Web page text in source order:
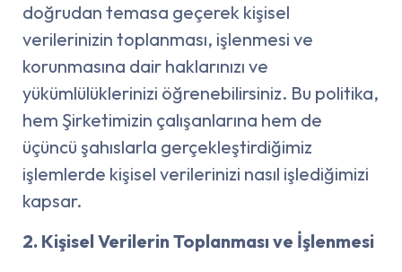
doğrudan temasa geçerek kişisel
verilerinizin toplanması, işlenmesi ve
korunmasına dair haklarınızı ve
yükümlülüklerinizi öğrenebilirsiniz. Bu politika,
hem Şirketimizin çalışanlarına hem de
üçüncü şahıslarla gerçekleştirdiğimiz
işlemlerde kişisel verilerinizi nasıl işlediğimizi
kapsar.
2. Kişisel Verilerin Toplanması ve İşlenmesi